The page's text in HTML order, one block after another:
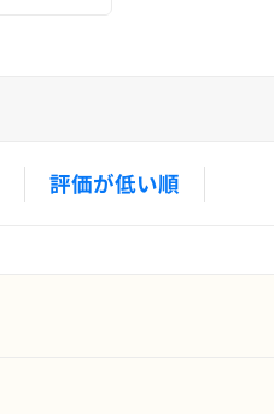
評価が低い順